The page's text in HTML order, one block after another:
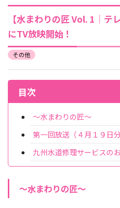
【水まわりの匠 Vol. 1｜
にTV放映開始！
その他
目次
～水まわりの匠～
第一回放送（４月１９日
九州水道修理サービスの
～水まわりの匠～